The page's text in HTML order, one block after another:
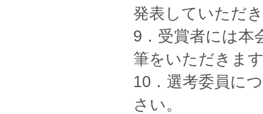
発表していただ
9．受賞者には本
筆をいただきま
10．選考委員に
さい。